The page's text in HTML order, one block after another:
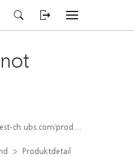
produkt/detail/index/isin/CH1570362751
Produktdetail